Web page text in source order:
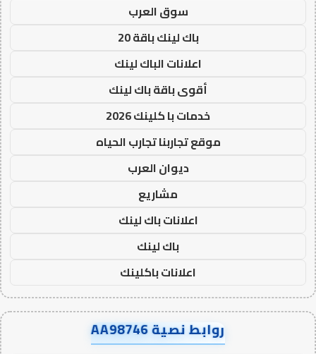
سوق العرب
باك لينك باقة 20
اعلانات الباك لينك
أقوى باقة باك لينك
خدمات با كلينك 2026
موقع تجاربنا تجارب الحياه
ديوان العرب
مشاريع
اعلانات باك لينك
باك لينك
اعلانات باكلينك
روابط نصية AA98746